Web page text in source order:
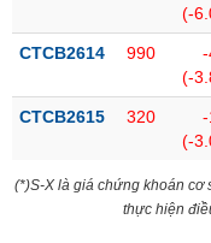
mục
ETF
Cổ
tiết
(-
CTCB2614 990
(-
CTCB2615 320
(-
(*)S-X là giá chứng khoán cơ
thực hiện
MỚI
Ngành
(-)